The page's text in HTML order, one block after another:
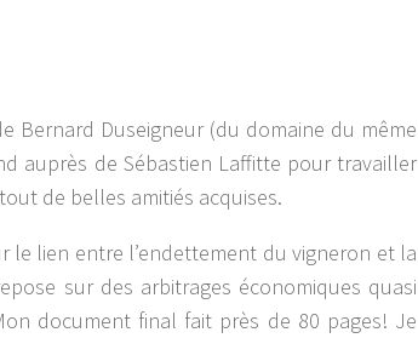
Bernard Duseigneur (du domaine du même
auprès de Sébastien Laffitte pour travailler
de belles amitiés acquises.
le lien entre l’endettement du vigneron et la
sur des arbitrages économiques quasi
document final fait près de 80 pages! Je